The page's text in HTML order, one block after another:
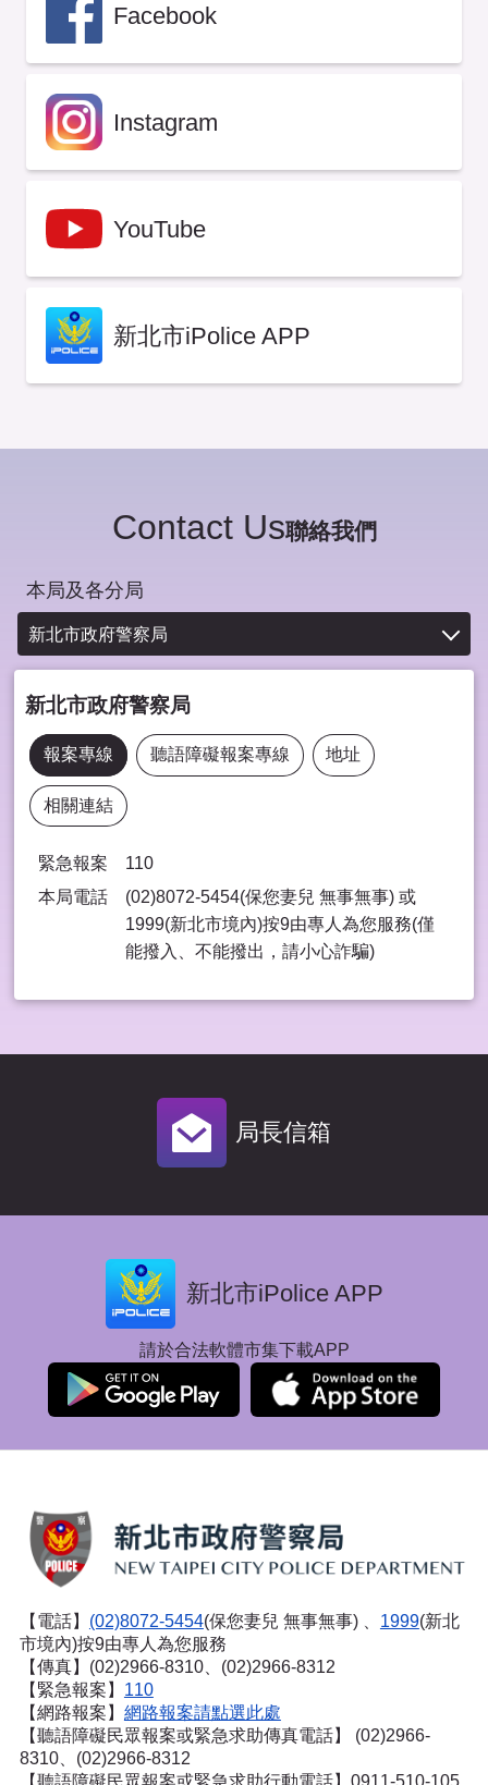
Facebook
Instagram
YouTube
新北市iPolice APP
Contact Us聯絡我們
本局及各分局
新北市政府警察局
新北市政府警察局
報案專線 聽語障礙報案專線 地址
相關連結
緊急報案
110
本局電話
(02)8072-5454(保您妻兒 無事無事) 或
1999(新北市境內)按9由專⼈為您服務(僅
能撥入、不能撥出，請⼩⼼詐騙)
局長信箱
新北市iPolice APP
請於合法軟體市集下載APP
【電話】 (02)8072-5454(保您妻兒 無事無事) 、 1999(新北
市境內)按9由專人為您服務
【傳真】(02)2966-8310、(02)2966-8312
【緊急報案】 110
【網路報案】 網路報案請點選此處
【聽語障礙民眾報案或緊急求助傳真電話】
(02)2966-
8310、(02)2966-8312
【聽語障礙民眾報案或緊急求助行動電話】0911-510-105